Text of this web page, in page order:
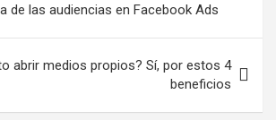
de las audiencias en Facebook Ads
abrir medios propios? Sí, por estos 4
beneficios